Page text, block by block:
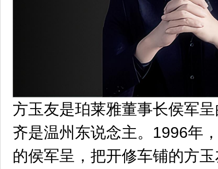
方玉友是珀莱雅董事长侯军
齐是温州东说念主。1996年
的侯军呈，把开修车铺的方